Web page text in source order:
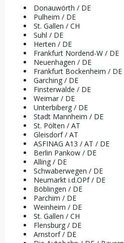
Donauwörth / DE
Pulheim / DE
St. Gallen / CH
Suhl / DE
Herten / DE
Frankfurt Nordend-W / DE
Neuenhagen / DE
Frankfurt Bockenheim / DE
Garching / DE
Finsterwalde / DE
Weimar / DE
Unterbiberg / DE
Stadt Mannheim / DE
St. Pölten / AT
Gleisdorf / AT
ASFINAG A13 / AT / DE
Berlin Pankow / DE
Alling / DE
Schwaberwegen / DE
Neumarkt i.d.OPf / DE
Böblingen / DE
Parchim / DE
Weinheim / DE
St. Gallen / CH
Flensburg / DE
Arnstorf / DE